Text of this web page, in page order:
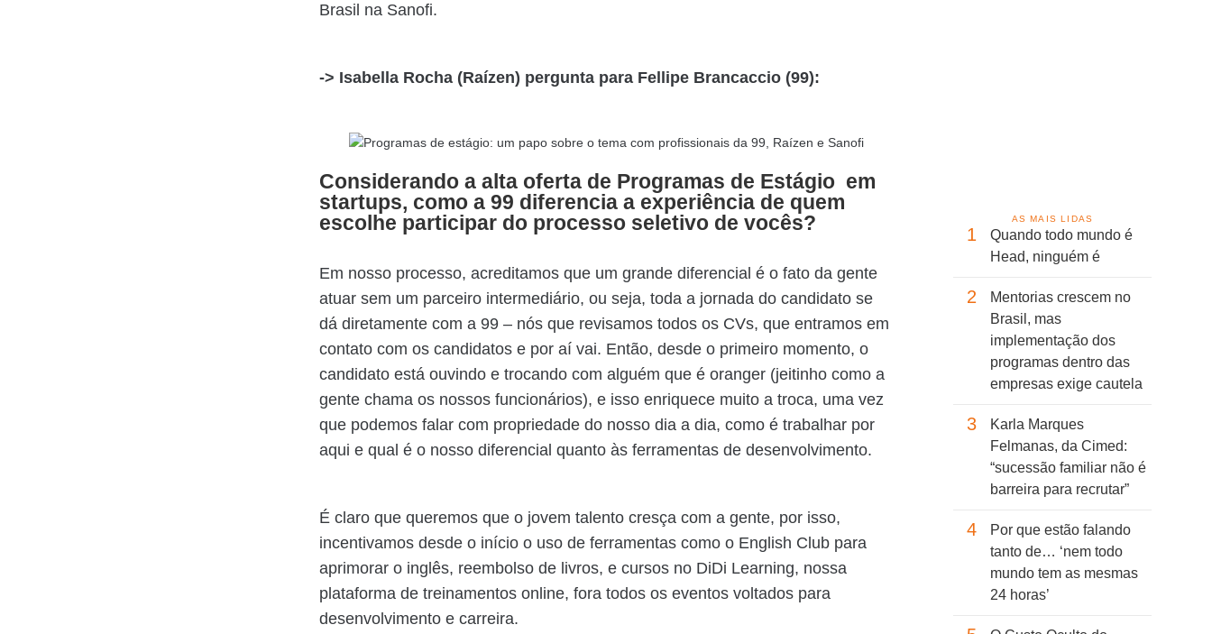
Brasil na Sanofi.
-> Isabella Rocha (Raízen) pergunta para Fellipe Brancaccio (99):
Considerando a alta oferta de Programas de Estágio em
startups, como a 99 diferencia a experiência de quem
escolhe participar do processo seletivo de vocês?
Em nosso processo, acreditamos que um grande diferencial é o fato da gente
atuar sem um parceiro intermediário, ou seja, toda a jornada do candidato se
dá diretamente com a 99 – nós que revisamos todos os CVs, que entramos em
contato com os candidatos e por aí vai. Então, desde o primeiro momento, o
candidato está ouvindo e trocando com alguém que é oranger (jeitinho como a
gente chama os nossos funcionários), e isso enriquece muito a troca, uma vez
que podemos falar com propriedade do nosso dia a dia, como é trabalhar por
aqui e qual é o nosso diferencial quanto às ferramentas de desenvolvimento.
É claro que queremos que o jovem talento cresça com a gente, por isso,
incentivamos desde o início o uso de ferramentas como o English Club para
aprimorar o inglês, reembolso de livros, e cursos no DiDi Learning, nossa
plataforma de treinamentos online, fora todos os eventos voltados para
desenvolvimento e carreira.
AS MAIS LIDAS
1
Quando todo mundo é
Head, ninguém é
2
Mentorias crescem no
Brasil, mas
implementação dos
programas dentro das
empresas exige cautela
3
Karla Marques
Felmanas, da Cimed:
“sucessão familiar não é
barreira para recrutar”
4
Por que estão falando
tanto de… ‘nem todo
mundo tem as mesmas
24 horas’